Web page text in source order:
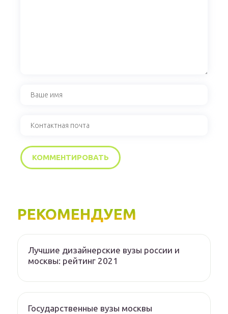
РЕКОМЕНДУЕМ
Лучшие дизайнерские вузы россии и
москвы: рейтинг 2021
Государственные вузы москвы